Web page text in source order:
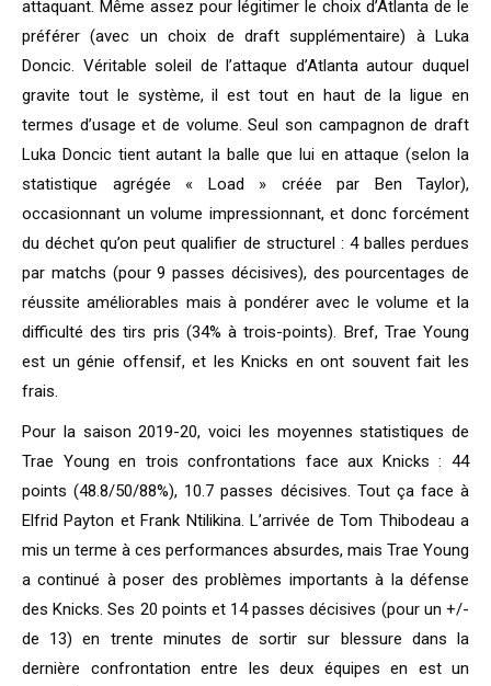
attaquant. Même assez pour légitimer le choix d’Atlanta de le
préférer (avec un choix de draft supplémentaire) à Luka
Doncic. Véritable soleil de l’attaque d’Atlanta autour duquel
gravite tout le système, il est tout en haut de la ligue en
termes d’usage et de volume. Seul son campagnon de draft
Luka Doncic tient autant la balle que lui en attaque (selon la
statistique agrégée « Load » créée par Ben Taylor),
occasionnant un volume impressionnant, et donc forcément
du déchet qu’on peut qualifier de structurel : 4 balles perdues
par matchs (pour 9 passes décisives), des pourcentages de
réussite améliorables mais à pondérer avec le volume et la
difficulté des tirs pris (34% à trois-points). Bref, Trae Young
est un génie offensif, et les Knicks en ont souvent fait les
frais.
Pour la saison 2019-20, voici les moyennes statistiques de
Trae Young en trois confrontations face aux Knicks : 44
points (48.8/50/88%), 10.7 passes décisives. Tout ça face à
Elfrid Payton et Frank Ntilikina. L’arrivée de Tom Thibodeau a
mis un terme à ces performances absurdes, mais Trae Young
a continué à poser des problèmes importants à la défense
des Knicks. Ses 20 points et 14 passes décisives (pour un +/-
de 13) en trente minutes de sortir sur blessure dans la
dernière confrontation entre les deux équipes en est un